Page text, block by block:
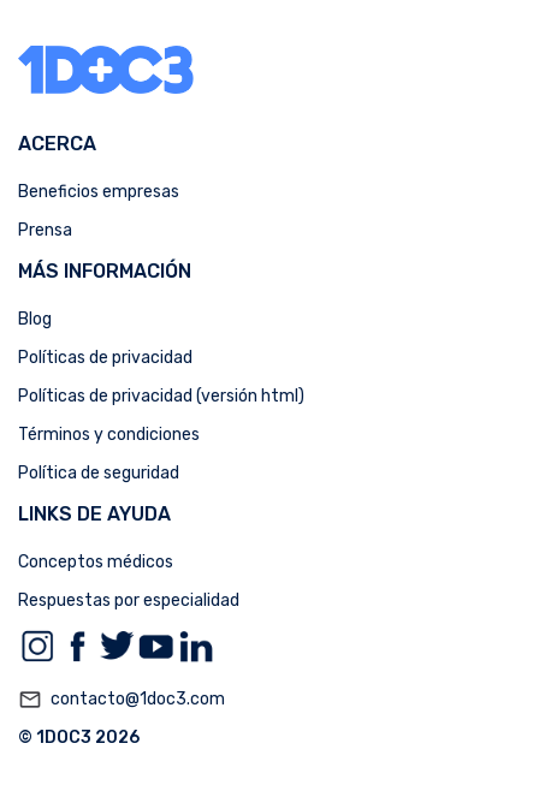
ACERCA
Beneficios empresas
Prensa
MÁS INFORMACIÓN
Blog
Políticas de privacidad
Políticas de privacidad (versión html)
Términos y condiciones
Política de seguridad
LINKS DE AYUDA
Conceptos médicos
Respuestas por especialidad
mail_outline contacto@1doc3.com
© 1DOC3 2026